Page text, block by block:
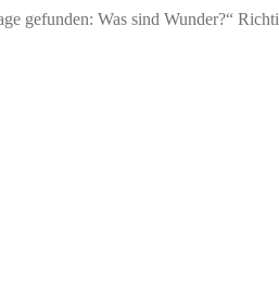
gefunden: Was sind Wunder?“